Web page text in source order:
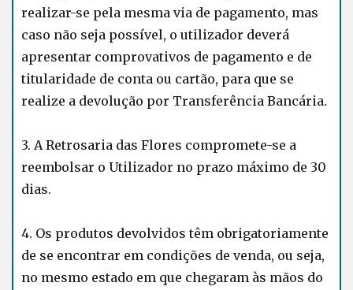
realizar-se pela mesma via de pagamento, mas
caso não seja possível, o utilizador deverá
apresentar comprovativos de pagamento e de
titularidade de conta ou cartão, para que se
realize a devolução por Transferência Bancária.
3. A Retrosaria das Flores compromete-se a
reembolsar o Utilizador no prazo máximo de 30
dias.
4. Os produtos devolvidos têm obrigatoriamente
de se encontrar em condições de venda, ou seja,
no mesmo estado em que chegaram às mãos do